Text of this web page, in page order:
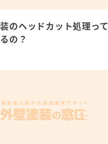
のヘッドカット処理って
の？